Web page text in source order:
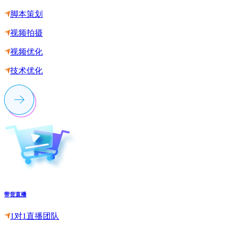
脚本策划
视频拍摄
视频优化
技术优化
带货直播
1对1直播团队